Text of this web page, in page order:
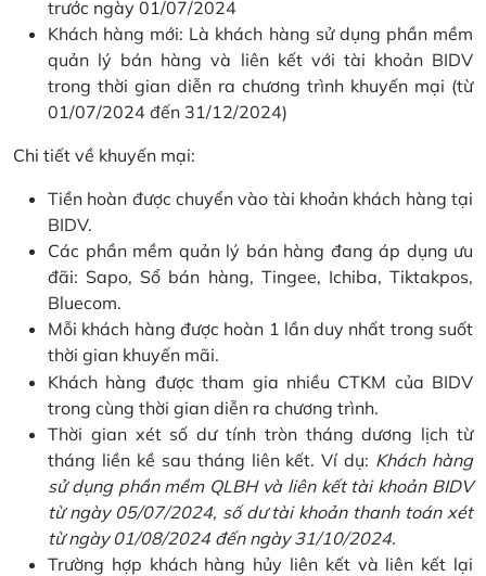
trước ngày 01/07/2024
Khách hàng mới: Là khách hàng sử dụng phần mềm
quản lý bán hàng và liên kết với tài khoản BIDV
trong thời gian diễn ra chương trình khuyến mại (từ
01/07/2024 đến 31/12/2024)
Chi tiết về khuyến mại:
Tiền hoàn được chuyển vào tài khoản khách hàng tại
BIDV.
Các phần mềm quản lý bán hàng đang áp dụng ưu
đãi: Sapo, Sổ bán hàng, Tingee, Ichiba, Tiktakpos,
Bluecom.
Mỗi khách hàng được hoàn 1 lần duy nhất trong suốt
thời gian khuyến mãi.
Khách hàng được tham gia nhiều CTKM của BIDV
trong cùng thời gian diễn ra chương trình.
Thời gian xét số dư tính tròn tháng dương lịch từ
tháng liền kề sau tháng liên kết. Ví dụ: Khách hàng
sử dụng phần mềm QLBH và liên kết tài khoản BIDV
từ ngày 05/07/2024, số dư tài khoản thanh toán xét
từ ngày 01/08/2024 đến ngày 31/10/2024.
Trường hợp khách hàng hủy liên kết và liên kết lại